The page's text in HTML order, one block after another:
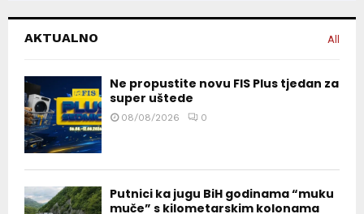
AKTUALNO All
Ne propustite novu FIS Plus tjedan za
super uštede
08/08/2026 0
Putnici ka jugu BiH godinama “muku
muče” s kilometarskim kolonama